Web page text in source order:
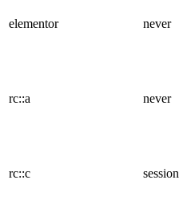
elementor never
rc::a never
rc::c session